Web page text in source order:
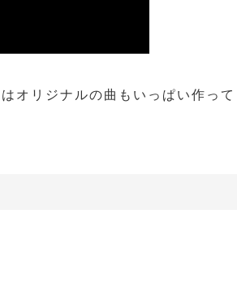
オリジナルの曲もいっぱい作って